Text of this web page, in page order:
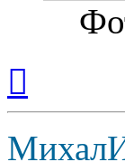
началу